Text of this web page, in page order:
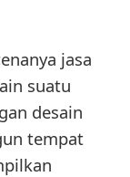
jasa
suatu
desain
tempat